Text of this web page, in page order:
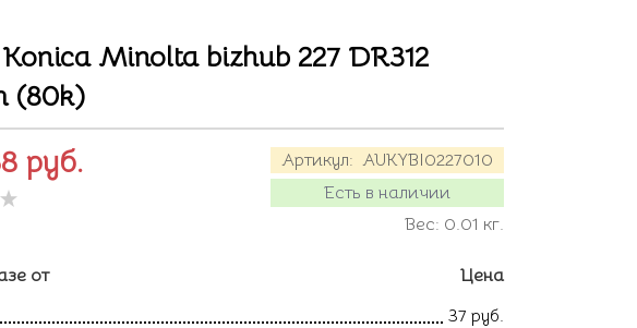
Minolta bizhub 227 DR312
(80k)
Артикул: AUKYBI0227010
Есть в наличии
Вес: 0.01 кг.
руб.
от
Цена
37 руб.